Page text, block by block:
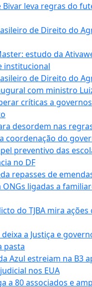
Bivar leva regras do
de Direito do
estudo da
institucional
de Direito do
com ministro
críticas a
desordem nas
coordenação do
preventivo das
no DF
repasses de
ligadas a
do TJBA mira ações
a Justiça e
pasta
Azul estreiam na B3
nos EUA
a 80 associados e